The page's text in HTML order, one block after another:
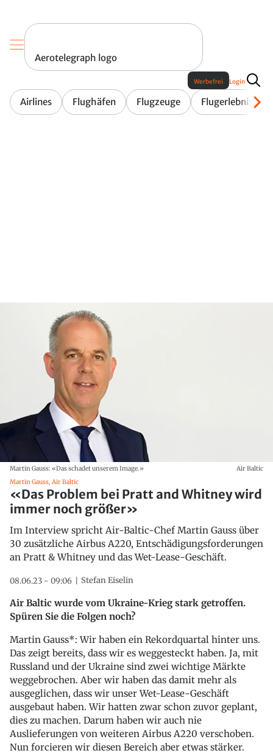
Aerotelegraph logo
Airlines Flughäfen Flugzeuge Flugerlebnis
Werbefrei Login
Martin Gauss: «Das schadet unserem Image.»
Air Baltic
Martin Gauss, Air Baltic
«Das Problem bei Pratt and Whitney wird
immer noch größer»
Im Interview spricht Air-Baltic-Chef Martin Gauss über
30 zusätzliche Airbus A220, Entschädigungsforderungen
an Pratt & Whitney und das Wet-Lease-Geschäft.
08.06.23 - 09:06 Stefan Eiselin
Air Baltic wurde vom Ukraine-Krieg stark getroffen.
Spüren Sie die Folgen noch?
Martin Gauss*: Wir haben ein Rekordquartal hinter uns.
Das zeigt bereits, dass wir es weggesteckt haben. Ja, mit
Russland und der Ukraine sind zwei wichtige Märkte
weggebrochen. Aber wir haben das damit mehr als
ausgeglichen, dass wir unser Wet-Lease-Geschäft
ausgebaut haben. Wir hatten zwar schon zuvor geplant,
dies zu machen. Darum haben wir auch nie
Auslieferungen von weiteren Airbus A220 verschoben.
Nun forcieren wir diesen Bereich aber etwas stärker.